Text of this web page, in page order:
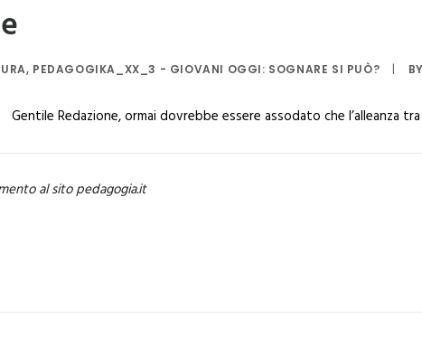
, PEDAGOGIKA_XX_3 - GIOVANI OGGI: SOGNARE SI PUÒ? | BY
Redazione, ormai dovrebbe essere assodato che l’alleanza
al sito pedagogia.it